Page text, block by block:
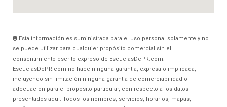
Esta información es suministrada para el uso personal solamente y no
se puede utilizar para cualquier propósito comercial sin el
consentimiento escrito expreso de EscuelasDePR.com.
EscuelasDePR.com no hace ninguna garantía, expresa o implicada,
incluyendo sin limitación ninguna garantía de comerciabilidad o
adecuación para el propósito particular, con respecto a los datos
presentados aquí. Todos los nombres, servicios, horarios, mapas,